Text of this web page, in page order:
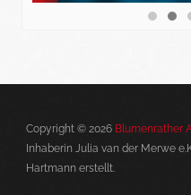
Copyright © 2026 Blumenrather
Inhaberin Julia van der Merwe
Hartmann erstellt.